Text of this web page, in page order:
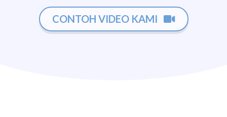
CONTOH VIDEO KAMI